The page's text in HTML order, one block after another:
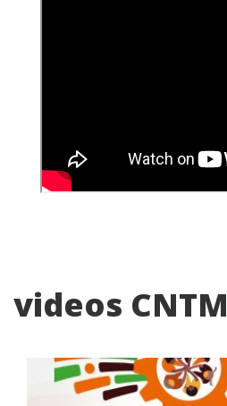
videos CNTM